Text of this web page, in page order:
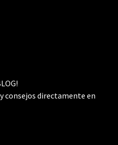
consejos directamente en